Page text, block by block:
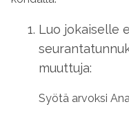
Luo jokaiselle
muuttuja:
Syötä arvoksi